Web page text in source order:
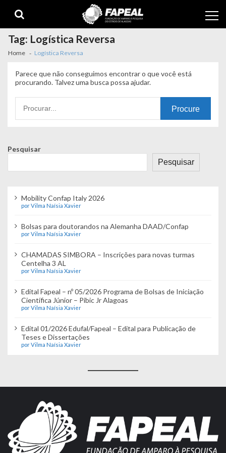
navigation
content
Tag: Logística Reversa
Home Logística Reversa
Parece que não conseguimos encontrar o que você está
procurando. Talvez uma busca possa ajudar.
por:
Pesquisar
Pesquisar
Mobility Confap Italy 2026
por Vilma Naísia Xavier
Bolsas para doutorandos na Alemanha DAAD/Confap
por Vilma Naísia Xavier
CHAMADAS SIMBORA – Inscrições para novas turmas
Centelha 3 AL
por Vilma Naísia Xavier
Edital Fapeal – nº 05/2026 Programa de Bolsas de Iniciação
Científica Júnior – Pibic Jr Alagoas
por Vilma Naísia Xavier
Edital 01/2026 Edufal/Fapeal – Edital para Publicação de
Teses e Dissertações
por Vilma Naísia Xavier